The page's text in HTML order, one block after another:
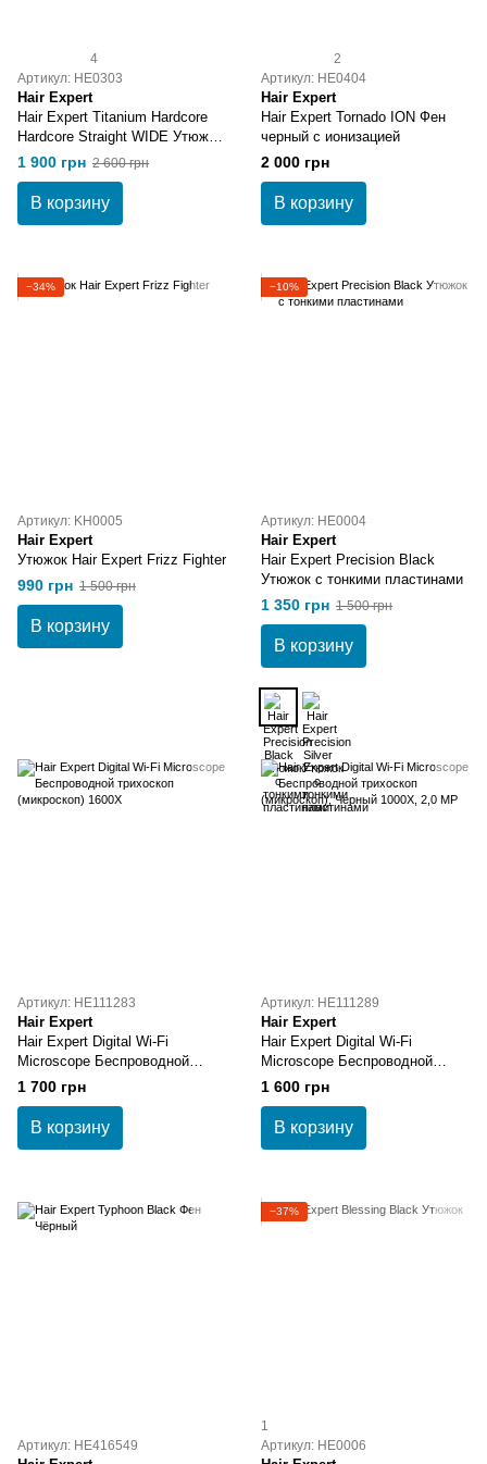
4
Артикул: HE0303
Hair Expert
Hair Expert Titanium Hardcore
Hardcore Straight WIDE Утюжок
широкий
1 900 грн 2 600 грн
В корзину
2
Артикул: HE0404
Hair Expert
Hair Expert Tornado ION Фен
черный с ионизацией
2 000 грн
В корзину
−34%
Артикул: KH0005
Hair Expert
Утюжок Hair Expert Frizz Fighter
990 грн 1 500 грн
В корзину
−10%
Артикул: HE0004
Hair Expert
Hair Expert Precision Black
Утюжок с тонкими пластинами
1 350 грн 1 500 грн
В корзину
Артикул: HE111283
Hair Expert
Hair Expert Digital Wi-Fi
Microscope Беспроводной
трихоскоп (микроскоп) 1600X
1 700 грн
В корзину
Артикул: HE111289
Hair Expert
Hair Expert Digital Wi-Fi
Microscope Беспроводной
трихоскоп (микроскоп), Черный
1000X, 2,0 MP
1 600 грн
В корзину
Артикул: HE416549
−37%
1
Артикул: HE0006